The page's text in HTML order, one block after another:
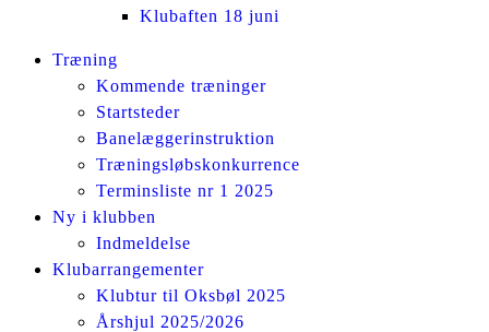
Klubaften 18 juni
Facebook
InstagramTræning
Kommende træninger
Startsteder
Banelæggerinstruktion
Træningsløbskonkurrence
Terminsliste nr 1 2025
Ny i klubben
Indmeldelse
Klubarrangementer
Klubtur til Oksbøl 2025
Årshjul 2025/2026